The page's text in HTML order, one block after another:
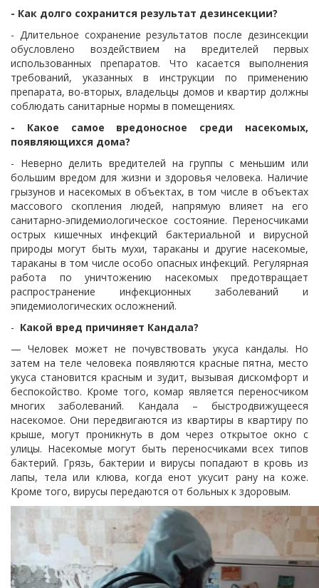
- Как долго сохранится результат дезинсекции?
- Длительное сохранение результатов после дезинсекции
обусловлено воздействием на вредителей первых
использованных препаратов. Что касается выполнения
требований, указанных в инструкции по применению
препарата, во-вторых, владельцы домов и квартир должны
соблюдать санитарные нормы в помещениях.
- Какое самое вредоносное среди насекомых,
появляющихся дома?
- Неверно делить вредителей на группы с меньшим или
большим вредом для жизни и здоровья человека. Наличие
грызунов и насекомых в объектах, в том числе в объектах
массового скопления людей, напрямую влияет на его
санитарно-эпидемиологическое состояние. Переносчиками
острых кишечных инфекций бактериальной и вирусной
природы могут быть мухи, тараканы и другие насекомые,
тараканы в том числе особо опасных инфекций. Регулярная
работа по уничтожению насекомых предотвращает
распространение инфекционных заболеваний и
эпидемиологических осложнений.
- Какой вред причиняет Кандала?
— Человек может не почувствовать укуса кандалы. Но
затем на теле человека появляются красные пятна, место
укуса становится красным и зудит, вызывая дискомфорт и
беспокойство. Кроме того, комар является переносчиком
многих заболеваний. Кандала – быстродвижущееся
насекомое.Они передвигаются из квартиры в квартиру по
крыше, могут проникнуть в дом через открытое окно с
улицы. Насекомые могут быть переносчиками всех типов
бактерий. Грязь, бактерии и вирусы попадают в кровь из
лапы, тела или клюва, когда енот укусит рану на коже.
Кроме того, вирусы передаются от больных к здоровым.